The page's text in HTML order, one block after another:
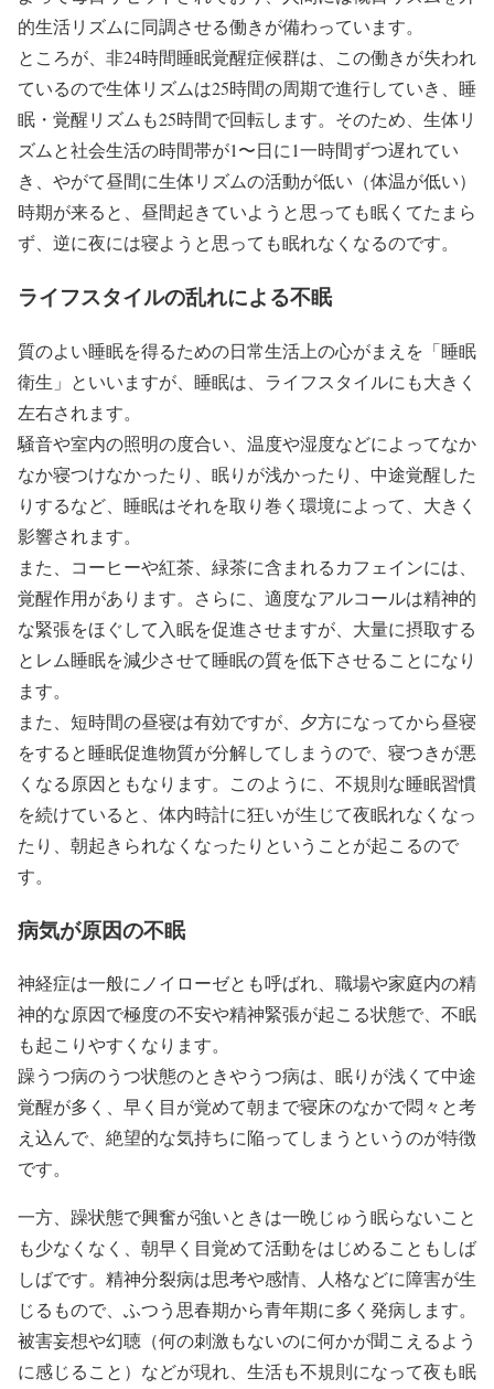
的生活リズムに同調させる働きが備わっています。
ところが、非24時間睡眠覚醒症候群は、この働きが失われ
ているので生体リズムは25時間の周期で進行していき、睡
眠・覚醒リズムも25時間で回転します。そのため、生体リ
ズムと社会生活の時間帯が1〜日に1一時間ずつ遅れてい
き、やがて昼間に生体リズムの活動が低い（体温が低い）
時期が来ると、昼間起きていようと思っても眠くてたまら
ず、逆に夜には寝ようと思っても眠れなくなるのです。
ライフスタイルの乱れによる不眠
質のよい睡眠を得るための日常生活上の心がまえを「睡眠
衛生」といいますが、睡眠は、ライフスタイルにも大きく
左右されます。
騒音や室内の照明の度合い、温度や湿度などによってなか
なか寝つけなかったり、眠りが浅かったり、中途覚醒した
りするなど、睡眠はそれを取り巻く環境によって、大きく
影響されます。
また、コーヒーや紅茶、緑茶に含まれるカフェインには、
覚醒作用があります。さらに、適度なアルコールは精神的
な緊張をほぐして入眠を促進させますが、大量に摂取する
とレム睡眠を減少させて睡眠の質を低下させることになり
ます。
また、短時間の昼寝は有効ですが、夕方になってから昼寝
をすると睡眠促進物質が分解してしまうので、寝つきが悪
くなる原因ともなります。このように、不規則な睡眠習慣
を続けていると、体内時計に狂いが生じて夜眠れなくなっ
たり、朝起きられなくなったりということが起こるので
す。
病気が原因の不眠
神経症は一般にノイローゼとも呼ばれ、職場や家庭内の精
神的な原因で極度の不安や精神緊張が起こる状態で、不眠
も起こりやすくなります。
躁うつ病のうつ状態のときやうつ病は、眠りが浅くて中途
覚醒が多く、早く目が覚めて朝まで寝床のなかで悶々と考
え込んで、絶望的な気持ちに陥ってしまうというのが特徴
です。
一方、躁状態で興奮が強いときは一晩じゅう眠らないこと
も少なくなく、朝早く目覚めて活動をはじめることもしば
しばです。精神分裂病は思考や感情、人格などに障害が生
じるもので、ふつう思春期から青年期に多く発病します。
被害妄想や幻聴（何の刺激もないのに何かが聞こえるよう
に感じること）などが現れ、生活も不規則になって夜も眠